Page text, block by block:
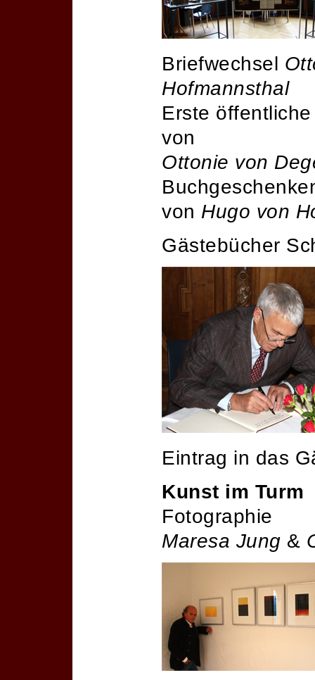
Briefwechsel
Hofmannsthal
Erste
von
Ottonie von
von Hugo von
Gästebücher
Eintrag in das
Kunst im Turm
Fotographie
Maresa Jung &